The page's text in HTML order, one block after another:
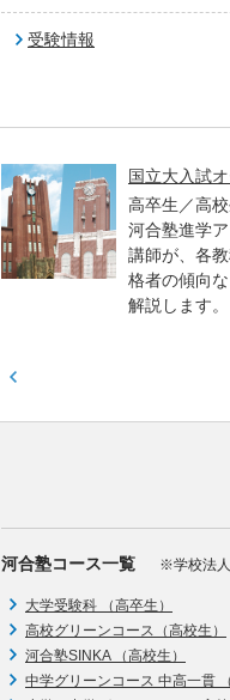
受験情報
国立大入試
高卒生／高
河合塾進学
講師が、各
格者の傾向
解説します。
河合塾コース一覧 ※学校法人
大学受験科 （高卒生）
高校グリーンコース（高校生）
河合塾SINKA （高校生）
中学グリーンコース 中高一貫